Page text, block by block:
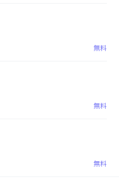
無料
無料
無料